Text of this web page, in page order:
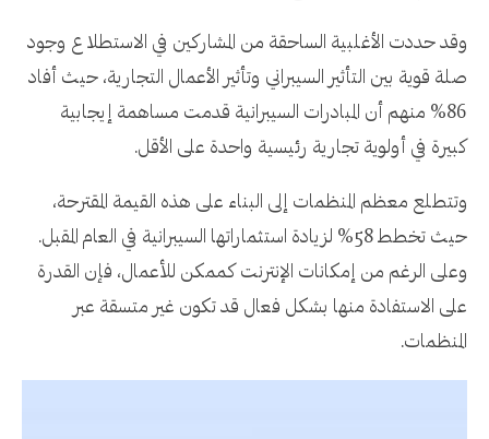
وقد حددت الأغلبية الساحقة من المشاركين في الاستطلاع وجود
صلة قوية بين التأثير السيبراني وتأثير الأعمال التجارية، حيث أفاد
86% منهم أن المبادرات السيبرانية قدمت مساهمة إيجابية
كبيرة في أولوية تجارية رئيسية واحدة على الأقل.
وتتطلع معظم المنظمات إلى البناء على هذه القيمة المقترحة،
حيث تخطط 58% لزيادة استثماراتها السيبرانية في العام المقبل.
وعلى الرغم من إمكانات الإنترنت كممكن للأعمال، فإن القدرة
على الاستفادة منها بشكل فعال قد تكون غير متسقة عبر
المنظمات.